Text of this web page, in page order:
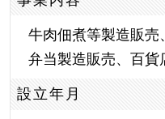
牛肉佃煮等製造販売
弁当製造販売、百
設立年月